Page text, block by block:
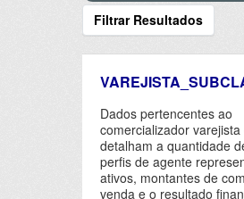
Filtrar Resultados
Dados pertencentes ao
comercializador varejista
detalham a quantidade
perfis de agente
ativos, montantes de
venda e o resultado